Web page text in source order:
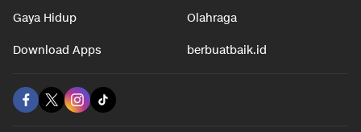
Gaya Hidup Olahraga
Download Apps berbuatbaik.id